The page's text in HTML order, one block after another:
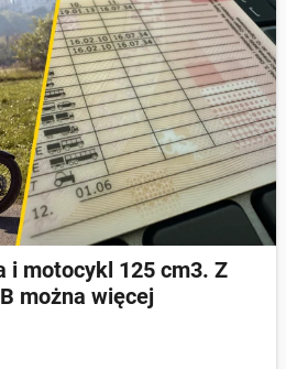
i motocykl 125 cm3. Z
można więcej